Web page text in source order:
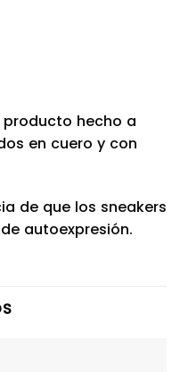
producto hecho a
en cuero y con
de que los sneakers
autoexpresión.